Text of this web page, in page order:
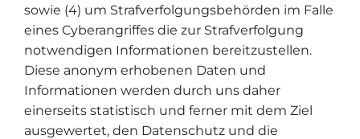
sowie (4) um Strafverfolgungsbehörden im Falle
eines Cyberangriffes die zur Strafverfolgung
notwendigen Informationen bereitzustellen.
Diese anonym erhobenen Daten und
Informationen werden durch uns daher
einerseits statistisch und ferner mit dem Ziel
ausgewertet, den Datenschutz und die